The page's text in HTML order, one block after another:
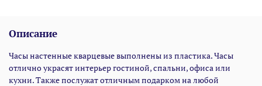
Описание
Часы настенные кварцевые выполнены из пластика. Часы
отлично украсят интерьер гостиной, спальни, офиса или
кухни. Также послужат отличным подарком на любой